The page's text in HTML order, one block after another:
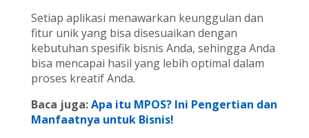
Setiap aplikasi menawarkan keunggulan dan
fitur unik yang bisa disesuaikan dengan
kebutuhan spesifik bisnis Anda, sehingga Anda
bisa mencapai hasil yang lebih optimal dalam
proses kreatif Anda.
Baca juga:Apa itu MPOS? Ini Pengertian dan
Manfaatnya untuk Bisnis!